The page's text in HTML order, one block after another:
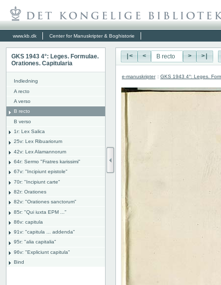
www.kb.dk Center for Manuskripter & Boghistorie
GKS 1943 4°: Leges. Formulae.
Orationes. Capitularia
Indledning
A recto
A verso
B recto
B verso
1r: Lex Salica
25v: Lex Ribuariorum
42v: Lex Alamannorum
64r: Sermo "Fratres karissimi"
67v: "Incipiunt epistole"
70r: "Incipiunt carte"
82r: Orationes
82v: "Orationes sanctorum"
85r: "Qui iuxta EPM ..."
86v: capitula
91v: "capitula ... addenda"
95r: "alia capitalia"
96v: "Expliciunt capitula"
Bind
|< < > >|
e-manuskripter : GKS 1943 4°: Leges.